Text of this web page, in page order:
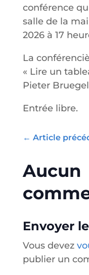
conférence
salle de la
2026 à 17
La
« Lire un
Pieter
Entrée libre.
← Article
Aucun
Envoyer
Vous devez
publier un